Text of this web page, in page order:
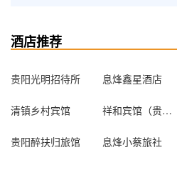
酒店推荐
贵阳光明招待所 息烽鑫星酒店
清镇乡村宾馆 祥和宾馆（贵阳白云店）
贵阳醉扶归旅馆 息烽小蔡旅社